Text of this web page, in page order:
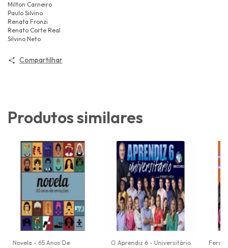
Milton Carneiro
Paulo Silvino
Renata Fronzi
Renato Corte Real
Silvino Neto
Compartilhar
Produtos similares
Novela - 65 Anos De
O Aprendiz 6 - Universitário